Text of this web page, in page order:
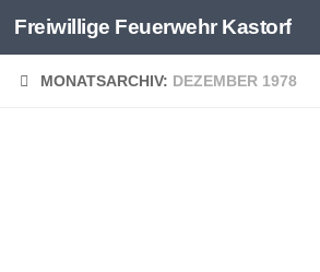
Zum Inhalt springen
Freiwillige Feuerwehr Kastorf
MONATSARCHIV: DEZEMBER 1978